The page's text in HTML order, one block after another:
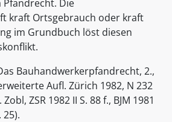
Pfandrecht. Die
kraft Ortsgebrauch oder kraft
im Grundbuch löst diesen
Bauhandwerkerpfandrecht, 2.,
Aufl. Zürich 1982, N 232
ZSR 1982 II S. 88 f., BJM 1981
25).